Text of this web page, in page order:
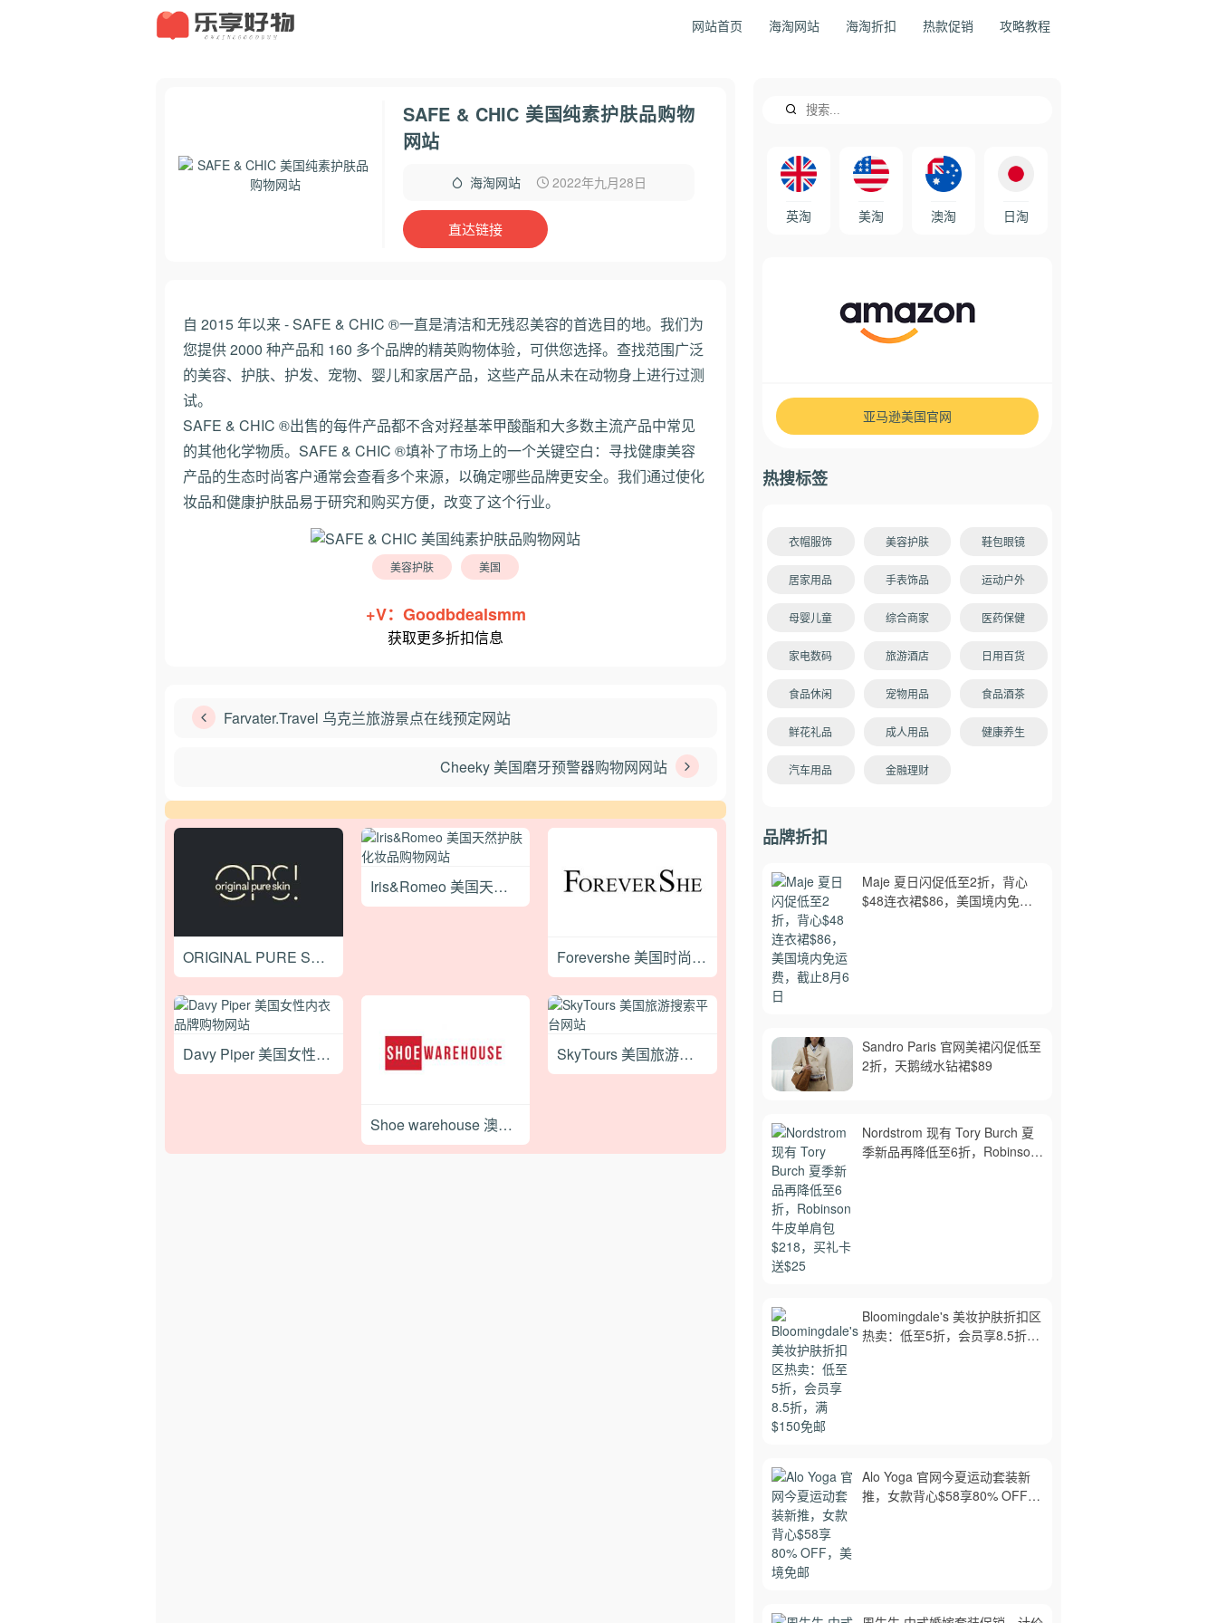
网站首页 海淘网站 海淘折扣 热款促销 攻略教程
SAFE & CHIC 美国纯素护肤品购物
网站
海淘网站 2022年九月28日
直达链接
自 2015 年以来 - SAFE & CHIC ®一直是清洁和无残忍美容的首选目的地。我们为
您提供 2000 种产品和 160 多个品牌的精英购物体验，可供您选择。查找范围广泛
的美容、护肤、护发、宠物、婴儿和家居产品，这些产品从未在动物身上进行过测
试。
SAFE & CHIC ®出售的每件产品都不含对羟基苯甲酸酯和大多数主流产品中常见
的其他化学物质。SAFE & CHIC ®填补了市场上的一个关键空白：寻找健康美容
产品的生态时尚客户通常会查看多个来源，以确定哪些品牌更安全。我们通过使化
妆品和健康护肤品易于研究和购买方便，改变了这个行业。
美容护肤 美国
+V：Goodbdealsmm
获取更多折扣信息
Farvater.Travel 乌克兰旅游景点在线预定网站
Cheeky 美国磨牙预警器购物网网站
ORIGINAL PURE SKIN 意大利天然护肤品购物网站
Iris&Romeo 美国天然护肤化妆品购物网站
Forevershe 美国时尚女装品牌购物网站
Davy Piper 美国女性内衣品牌购物网站
Shoe warehouse 澳大利亚品牌鞋履购物网站
SkyTours 美国旅游搜索平台网站
英淘 美淘 澳淘 日淘
亚马逊美国官网
热搜标签
衣帽服饰 美容护肤 鞋包眼镜
居家用品 手表饰品 运动户外
母婴儿童 综合商家 医药保健
家电数码 旅游酒店 日用百货
食品休闲 宠物用品 食品酒茶
鲜花礼品 成人用品 健康养生
汽车用品 金融理财
品牌折扣
Maje 夏日闪促低至2折，背心
$48连衣裙$86，美国境内免运
Sandro Paris 官网美裙闪促低至
2折，天鹅绒水钻裙$89
Nordstrom 现有 Tory Burch 夏
季新品再降低至6折，Robinson
Bloomingdale's 美妆护肤折扣区
热卖：低至5折，会员享8.5折，
Alo Yoga 官网今夏运动套装新
推，女款背心$58享80% OFF，